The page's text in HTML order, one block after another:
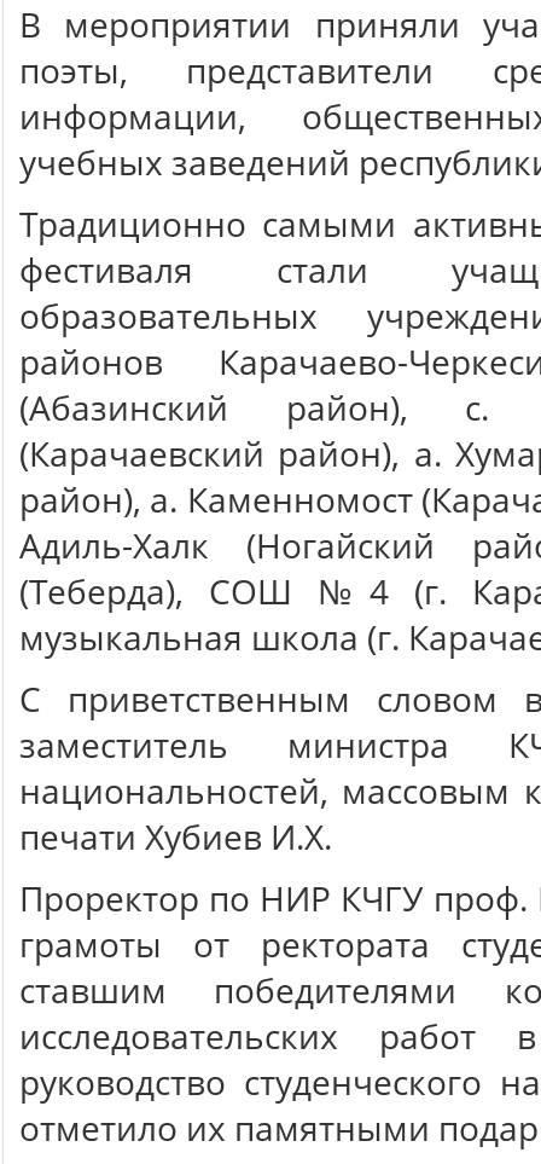
В мероприятии приняли
поэты, представители
информации,
учебных заведений
Традиционно самыми
фестиваля стали
образовательных
районов Карачаево-
(Абазинский район), с.
(Карачаевский район), а.
район), а. Каменномост
Адиль-Халк (Ногайский
(Теберда), СОШ №4 (г.
музыкальная школа (г.
С приветственным словом
заместитель
национальностей, массовым
печати Хубиев И.Х.
Проректор по НИР КЧГУ проф.
грамоты от ректората
ставшим победителями
исследовательских
руководство студенческого
отметило их памятными